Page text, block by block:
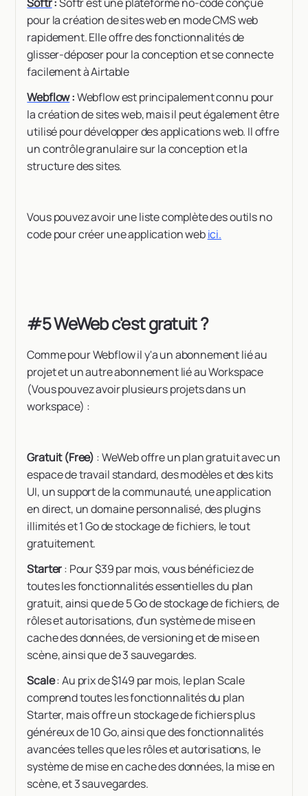
pour la création de sites web en mode CMS web
rapidement. Elle offre des fonctionnalités de
glisser-déposer pour la conception et se connecte
facilement à Airtable
Webflow:Webflow est principalement connu pour
la création de sites web, mais il peut également être
utilisé pour développer des applications web. Il offre
un contrôle granulaire sur la conception et la
structure des sites.
Vous pouvez avoir une liste complète des outils no
code pour créer une application webici.
#5 WeWeb c'est gratuit ?
Comme pour Webflow il y'a un abonnement lié au
projet et un autre abonnement lié au Workspace
(Vous pouvez avoir plusieurs projets dans un
workspace) :
Gratuit (Free) : WeWeb offre un plan gratuit avec un
espace de travail standard, des modèles et des kits
UI, un support de la communauté, une application
en direct, un domaine personnalisé, des plugins
illimités et 1 Go de stockage de fichiers, le tout
gratuitement.
Starter: Pour $39 par mois, vous bénéficiez de
toutes les fonctionnalités essentielles du plan
gratuit, ainsi que de 5 Go de stockage de fichiers, de
rôles et autorisations, d'un système de mise en
cache des données, de versioning et de mise en
scène, ainsi que de 3 sauvegardes.
Scale: Au prix de $149 par mois, le plan Scale
comprend toutes les fonctionnalités du plan
Starter, mais offre un stockage de fichiers plus
généreux de 10 Go, ainsi que des fonctionnalités
avancées telles que les rôles et autorisations, le
système de mise en cache des données, la mise en
scène, et 3 sauvegardes.